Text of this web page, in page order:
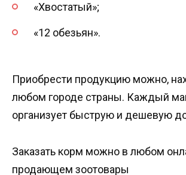
«Хвостатый»;
«12 обезьян».
Приобрести продукцию можно,
любом городе страны. Каждый
организует быструю и дешевую
Заказать корм можно в любом
продающем зоотовары